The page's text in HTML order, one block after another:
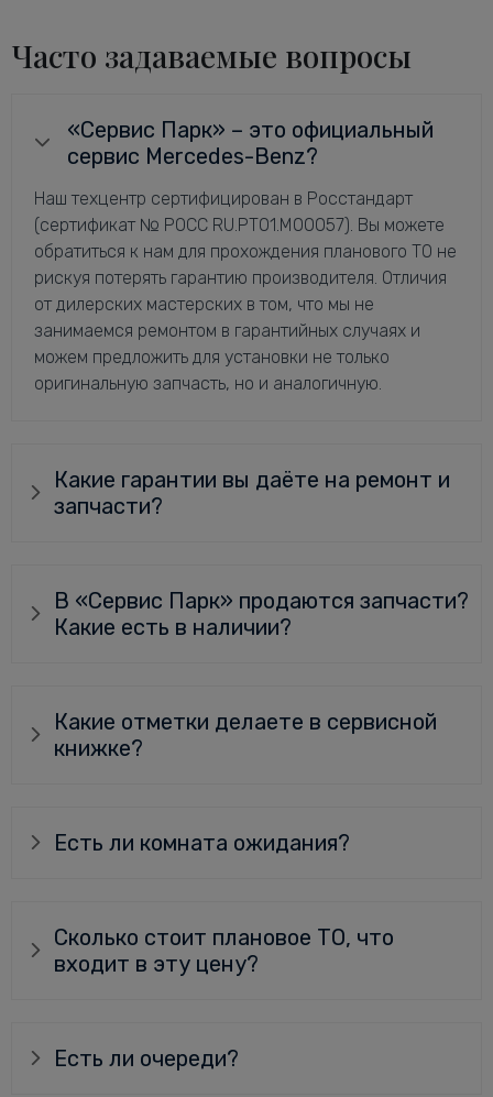
Часто задаваемые вопросы
«Сервис Парк» – это официальный
сервис Mercedes-Benz?
Наш техцентр сертифицирован в Росстандарт
(сертификат № РОСС RU.РТ01.М00057). Вы можете
обратиться к нам для прохождения планового ТО не
рискуя потерять гарантию производителя. Отличия
от дилерских мастерских в том, что мы не
занимаемся ремонтом в гарантийных случаях и
можем предложить для установки не только
оригинальную запчасть, но и аналогичную.
Какие гарантии вы даёте на ремонт и
запчасти?
В «Сервис Парк» продаются запчасти?
Какие есть в наличии?
Какие отметки делаете в сервисной
книжке?
Есть ли комната ожидания?
Сколько стоит плановое ТО, что
входит в эту цену?
Есть ли очереди?